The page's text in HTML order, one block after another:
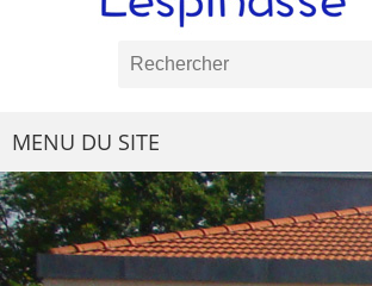
MENU DU SITE